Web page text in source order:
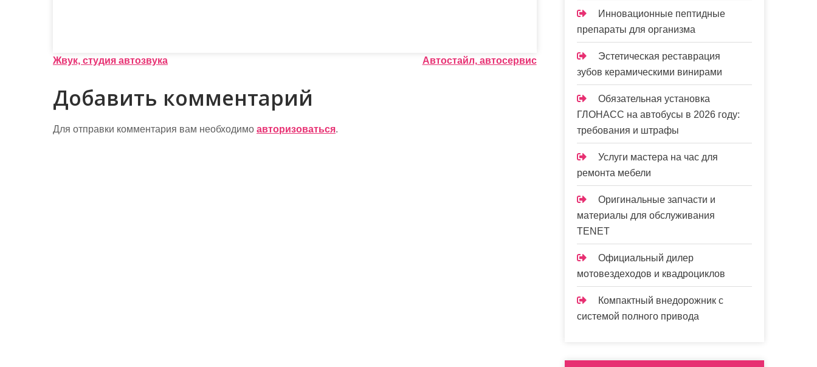
Н
а
в
и
Жвук, студия автозвука Автостайл, автосервис
Добавить комментарий
Для отправки комментария вам необходимо авторизоваться.
Инновационные пептидные
препараты для организма
Эстетическая реставрация
зубов керамическими винирами
Обязательная установка
ГЛОНАСС на автобусы в 2026 году:
требования и штрафы
Услуги мастера на час для
ремонта мебели
Оригинальные запчасти и
материалы для обслуживания
TENET
Официальный дилер
мотовездеходов и квадроциклов
Компактный внедорожник с
системой полного привода